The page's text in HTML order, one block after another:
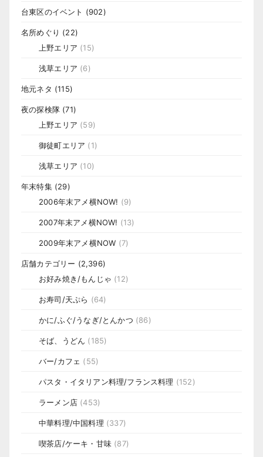
台東区のイベント (902)
名所めぐり (22)
上野エリア (15)
浅草エリア (6)
地元ネタ (115)
夜の探検隊 (71)
上野エリア (59)
御徒町エリア (1)
浅草エリア (10)
年末特集(29)
2006年末アメ横NOW! (9)
2007年末アメ横NOW! (13)
2009年末アメ横NOW (7)
店舗カテゴリー (2,396)
お好み焼き/もんじゃ (12)
お寿司/天ぷら (64)
かに/ふぐ/うなぎ/とんかつ (86)
そば、うどん (185)
バー/カフェ (55)
パスタ・イタリアン料理/フランス料理 (152)
ラーメン店 (453)
中華料理/中国料理 (337)
喫茶店/ケーキ・甘味 (87)